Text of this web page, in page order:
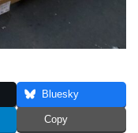
Bluesky
Copy